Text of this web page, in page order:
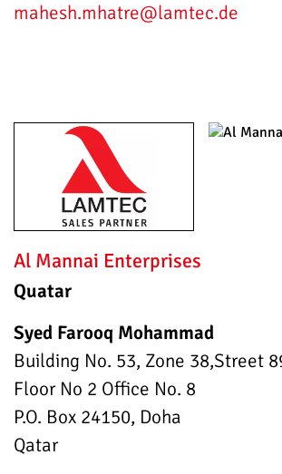
mahesh.mhatre@lamtec.de
Al Mannai Enterprises
Quatar
Syed Farooq Mohammad
Building No. 53, Zone 38,Street
Floor No 2 Office No. 8
P.O. Box 24150, Doha
Qatar